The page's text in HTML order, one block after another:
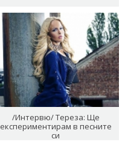
/Интервю/ Тереза: Ще
експериментирам в песните
си